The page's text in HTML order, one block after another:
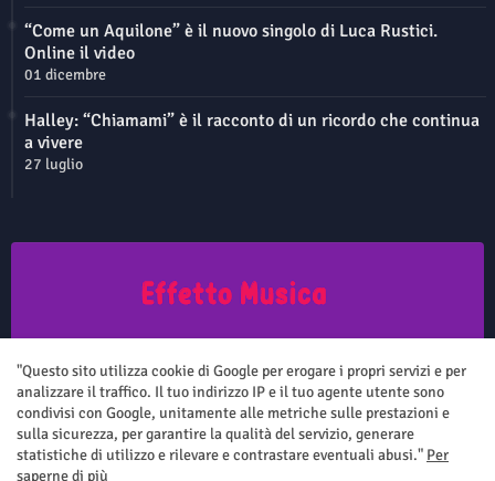
“Come un Aquilone” è il nuovo singolo di Luca Rustici.
Online il video
01 dicembre
Halley: “Chiamami” è il racconto di un ricordo che continua
a vivere
27 luglio
aggiornato senza nessuna periodicità. Non può pertanto considerarsi
un prodotto editoriale ai sensi della legge n.62 del 7.03.2001
"Questo sito utilizza cookie di Google per erogare i propri servizi e per
analizzare il traffico. Il tuo indirizzo IP e il tuo agente utente sono
condivisi con Google, unitamente alle metriche sulle prestazioni e
sulla sicurezza, per garantire la qualità del servizio, generare
statistiche di utilizzo e rilevare e contrastare eventuali abusi." Per
saperne di più